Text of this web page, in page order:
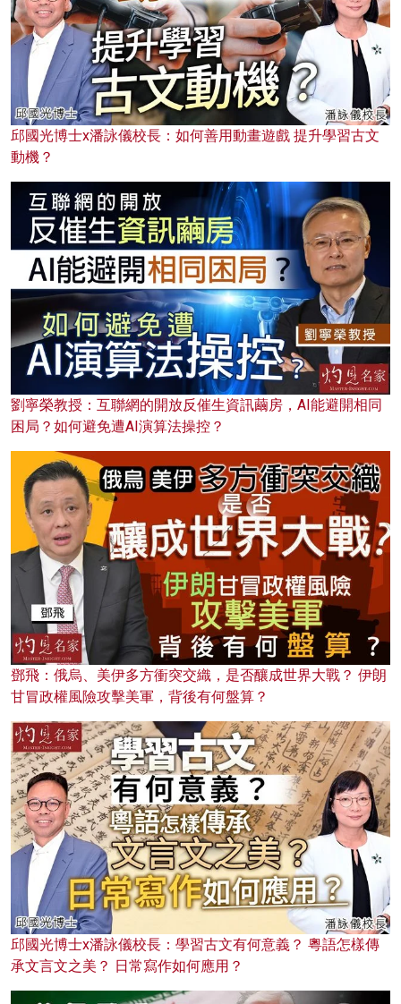
邱國光博士x潘詠儀校長：如何善用動畫遊戲 提升學習古文
動機？
劉寧榮教授：互聯網的開放反催生資訊繭房，AI能避開相同
困局？如何避免遭AI演算法操控？
鄧飛：俄烏、美伊多方衝突交織，是否釀成世界大戰？ 伊朗
甘冒政權風險攻擊美軍，背後有何盤算？
邱國光博士x潘詠儀校長：學習古文有何意義？ 粵語怎樣傳
承文言文之美？ 日常寫作如何應用？